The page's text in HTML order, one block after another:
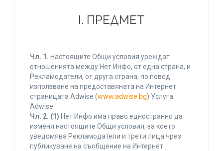
І. ПРЕДМЕТ
Чл. 1. Настоящите Общи условия уреждат
отношенията между Нет Инфо, от една страна, и
Рекламодатели, от друга страна, по повод
използване на предоставяната на Интернет
страницата Adwise (www.adwise.bg) Услуга
Adwise.
Чл. 2. (1) Нет Инфо има право едностранно да
изменя настоящите Общи условия, за което
уведомява Рекламодатели и трети лица чрез
публикуване на съобщение на Интернет